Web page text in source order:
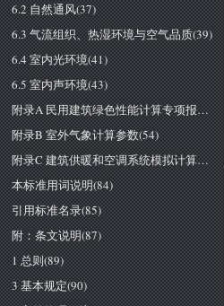
6.2 自然通风(37)
6.3 气流组织、热湿环境与空气品质(39)
6.4 室内光环境(41)
6.5 室内声环境(43)
附录A 民用建筑绿色性能计算专项报告(45)
附录B 室外气象计算参数(54)
附录C 建筑供暖和空调系统模拟计算运行参数(64)
本标准用词说明(84)
引用标准名录(85)
附：条文说明(87)
1 总则(89)
3 基本规定(90)